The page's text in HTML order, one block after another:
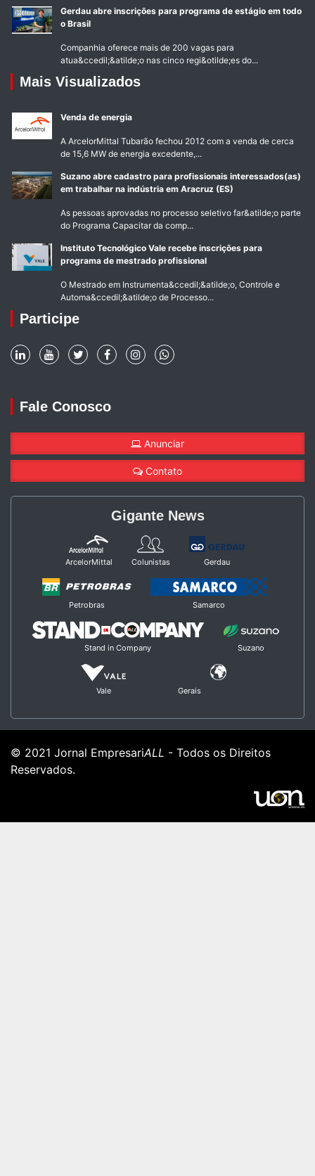
Gerdau abre inscrições para programa de estágio em todo
o Brasil
Companhia oferece mais de 200 vagas para
atua&ccedil;&atilde;o nas cinco regi&otilde;es do...
Mais Visualizados
Venda de energia
A ArcelorMittal Tubarão fechou 2012 com a venda de cerca
de 15,6 MW de energia excedente,...
Suzano abre cadastro para profissionais interessados(as)
em trabalhar na indústria em Aracruz (ES)
As pessoas aprovadas no processo seletivo far&atilde;o parte
do Programa Capacitar da comp...
Instituto Tecnológico Vale recebe inscrições para
programa de mestrado profissional
O Mestrado em Instrumenta&ccedil;&atilde;o, Controle e
Automa&ccedil;&atilde;o de Processo...
Participe
Fale Conosco
Anunciar
Contato
Gigante News
ArcelorMittal Colunistas Gerdau
Petrobras Samarco
Stand in Company Suzano
Vale Gerais
© 2021 Jornal EmpresariALL - Todos os Direitos
Reservados.